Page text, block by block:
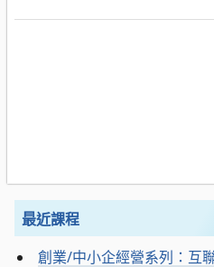
最近課程
創業/中小企經營系列：互